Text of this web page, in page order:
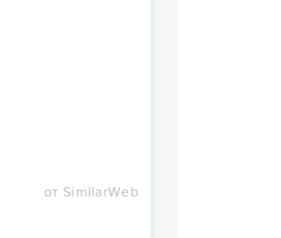
от SimilarWeb